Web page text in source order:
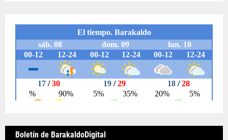
Boletín de BarakaldoDigital